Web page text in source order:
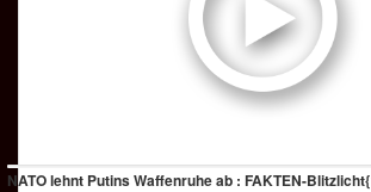
NATO lehnt Putins Waffenruhe ab : FAKTEN-